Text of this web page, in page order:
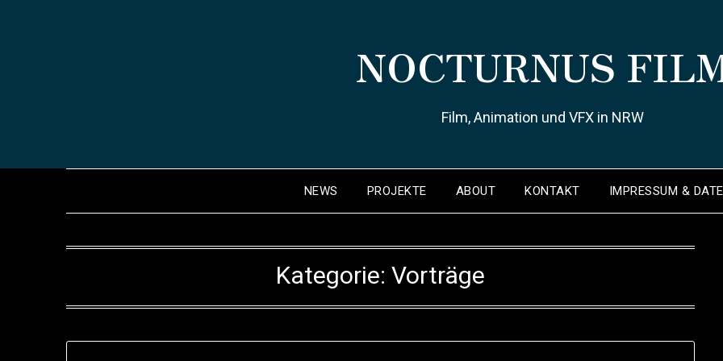
NOCTURNUS
Film, Animation und VFX in NRW
NEWS PROJEKTE ABOUT KONTAKT IMPRESSUM &
Kategorie: Vorträge